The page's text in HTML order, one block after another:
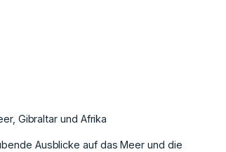
Gibraltar und Afrika
Ausblicke auf das Meer und die